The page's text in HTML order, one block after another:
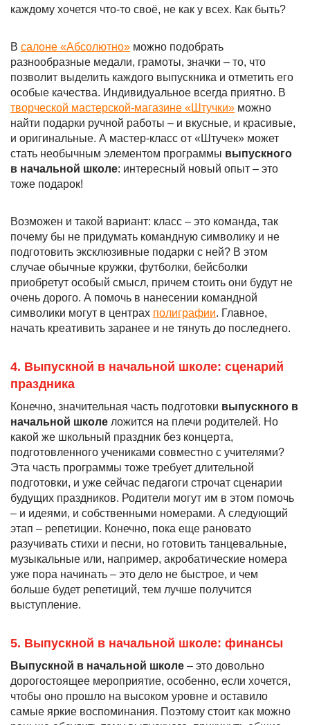
каждому хочется что-то своё, не как у всех. Как быть?
В салоне «Абсолютно» можно подобрать
разнообразные медали, грамоты, значки – то, что
позволит выделить каждого выпускника и отметить его
особые качества. Индивидуальное всегда приятно. В
творческой мастерской-магазине «Штучки» можно
найти подарки ручной работы – и вкусные, и красивые,
и оригинальные. А мастер-класс от «Штучек» может
стать необычным элементом программы выпускного
в начальной школе: интересный новый опыт – это
тоже подарок!
Возможен и такой вариант: класс – это команда, так
почему бы не придумать командную символику и не
подготовить эксклюзивные подарки с ней? В этом
случае обычные кружки, футболки, бейсболки
приобретут особый смысл, причем стоить они будут не
очень дорого. А помочь в нанесении командной
символики могут в центрах полиграфии. Главное,
начать креативить заранее и не тянуть до последнего.
4. Выпускной в начальной школе: сценарий
праздника
Конечно, значительная часть подготовки выпускного в
начальной школе ложится на плечи родителей. Но
какой же школьный праздник без концерта,
подготовленного учениками совместно с учителями?
Эта часть программы тоже требует длительной
подготовки, и уже сейчас педагоги строчат сценарии
будущих праздников. Родители могут им в этом помочь
– и идеями, и собственными номерами. А следующий
этап – репетиции. Конечно, пока еще рановато
разучивать стихи и песни, но готовить танцевальные,
музыкальные или, например, акробатические номера
уже пора начинать – это дело не быстрое, и чем
больше будет репетиций, тем лучше получится
выступление.
5. Выпускной в начальной школе: финансы
Выпускной в начальной школе – это довольно
дорогостоящее мероприятие, особенно, если хочется,
чтобы оно прошло на высоком уровне и оставило
самые яркие воспоминания. Поэтому стоит как можно